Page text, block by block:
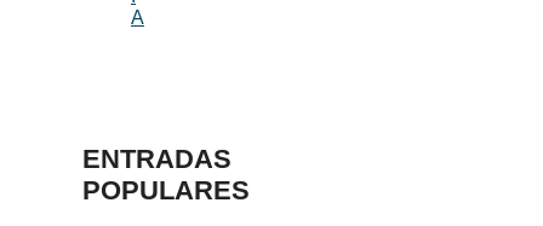
A
ENTRADAS
POPULARES